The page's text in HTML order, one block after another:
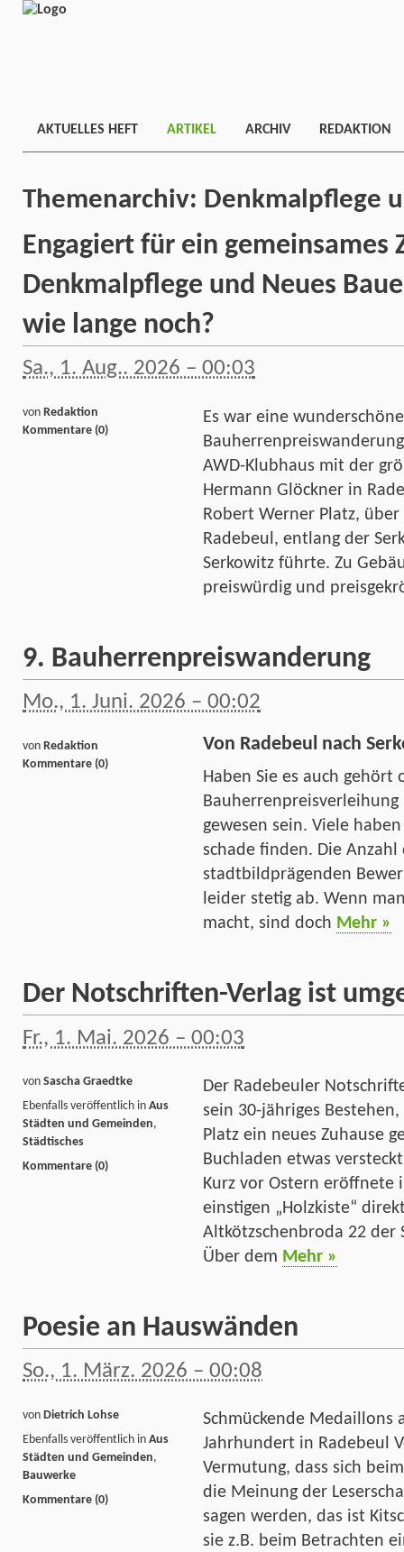
AKTUELLES HEFT ARTIKEL ARCHIV REDAKTION
Themenarchiv: Denkmalpflege
Engagiert für ein gemeinsames
Denkmalpflege und Neues
wie lange noch?
Sa., 1. Aug.. 2026 – 00:03
Es war eine
AWD-Klubhaus mit der
Hermann Glöckner in
Robert Werner Platz,
Radebeul, entlang der
Serkowitz führte. Zu
preiswürdig und
von Redaktion
Kommentare (0)
9. Bauherrenpreiswanderung
Mo., 1. Juni. 2026 – 00:02
Von Radebeul nach
Haben Sie es auch gehört
gewesen sein. Viele
schade finden. Die
stadtbildprägenden
leider stetig ab. Wenn
macht, sind doch Mehr »
von Redaktion
Kommentare (0)
Der Notschriften-Verlag ist
Fr., 1. Mai. 2026 – 00:03
Der Radebeuler
sein 30-jähriges
Platz ein neues Zuhause
Buchladen etwas
Kurz vor Ostern eröffnete
einstigen „Holzkiste“
Altkötzschenbroda 22 der
Über dem Mehr »
von Sascha Graedtke
Ebenfalls veröffentlich in Aus
Städten und Gemeinden,
Städtisches
Kommentare (0)
Poesie an Hauswänden
So., 1. März. 2026 – 00:08
Schmückende Medaillons
Jahrhundert in Radebeul
Vermutung, dass sich
die Meinung der
sagen werden, das ist
sie z.B. beim Betrachten
von Dietrich Lohse
Ebenfalls veröffentlich in Aus
Städten und Gemeinden,
Bauwerke
Kommentare (0)